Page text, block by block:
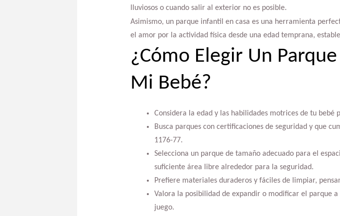
lluviosos o cuando salir al exterior no es posible.
Asimismo, un parque infantil en casa es una herramienta
el amor por la actividad física desde una edad temprana,
¿Cómo Elegir Un
Mi Bebé?
Considera la edad y las habilidades motrices de tu
Busca parques con certificaciones de seguridad y que
1176-77.
Selecciona un parque de tamaño adecuado para el
suficiente área libre alrededor para la seguridad.
Prefiere materiales duraderos y fáciles de limpiar,
Valora la posibilidad de expandir o modificar el parque
juego.